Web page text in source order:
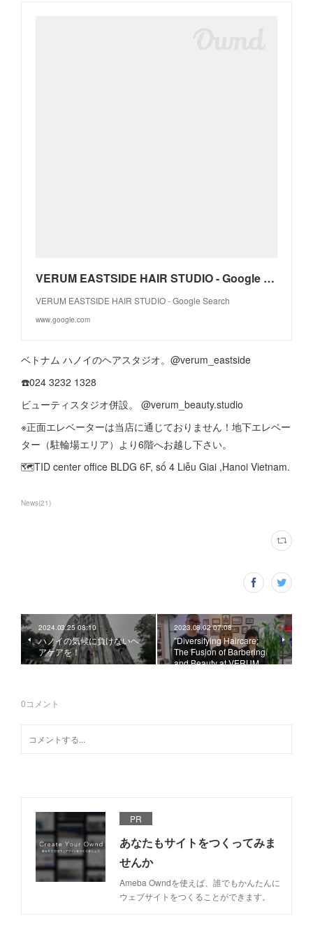
VERUM EASTSIDE HAIR STUDIO - Google Search
VERUM EASTSIDE HAIR STUDIO - Google Search
www.google.com
ベトナム ハノイのヘアスタジオ。@verum_eastside
☎️024 3232 1328
ビューティスタジオ併設。 @verum_beauty.studio
※正面エレベーターは当店に通じておりません！地下エレベー
ター（駐輪場エリア）より6階へお越し下さい。
🗺️TID center office BLDG 6F, số 4 Liễu Giai ,Hanoi Vietnam.
News(21)
2024.03.25 08:10
ハノイの気候に負けないヘ
アケアを！
2023.08.02 07:08
"Diversifying Haircare:
The Fusion of Barbering
and Beauty at VERUM …
0コメント
PR
あなたもサイトをつくってみま
せんか
Ameba Owndを使えば、誰でもかんたんに
ウェブサイトをつくることができます。